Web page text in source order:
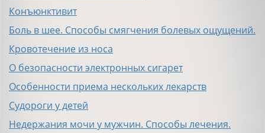
Конъюнктивит
Боль в шее. Способы смягчения болевых ощущений.
Кровотечение из носа
О безопасности электронных сигарет
Особенности приема нескольких лекарств
Судороги у детей
Недержания мочи у мужчин. Способы лечения.